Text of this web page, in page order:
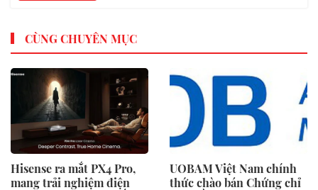
CÙNG CHUYÊN MỤC
Hisense ra mắt PX4 Pro,
mang trải nghiệm điện
UOBAM Việt Nam chính
thức chào bán Chứng chỉ